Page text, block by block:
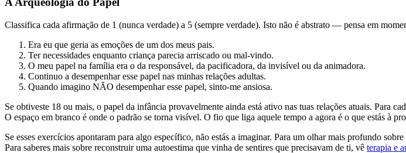
Classifica cada afirmação de 1 (nunca verdade) a 5 (sempre verdade). Isto não é abstrato — pensa em
Era eu que geria as emoções de um dos meus pais.
Ter necessidades enquanto criança parecia arriscado ou mal-vindo.
O meu papel na família era o da responsável, da pacificadora, da invisível ou da animadora.
Continuo a desempenhar esse papel nas minhas relações adultas.
Quando imagino NÃO desempenhar esse papel, sinto-me ansiosa.
Se obtiveste 18 ou mais, o papel da infância provavelmente ainda está ativo nas tuas relações atuais.
O espaço em branco é onde o padrão se torna visível. O fio que liga aquele tempo a agora é o que estás à
Se esses exercícios apontaram para algo específico, não estás a imaginar. Para um olhar mais profundo
Para saberes mais sobre reconstruir uma autoestima que vinha de sentires que precisavam de ti, vê terapia e